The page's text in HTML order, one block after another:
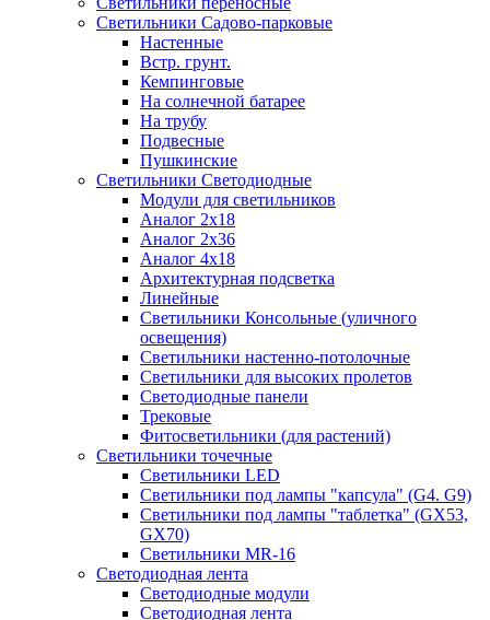
Светильники Садово-парковые
Настенные
Встр. грунт.
Кемпинговые
На солнечной батарее
На трубу
Подвесные
Пушкинские
Светильники Светодиодные
Модули для светильников
Аналог 2х18
Аналог 2х36
Аналог 4х18
Архитектурная подсветка
Линейные
Светильники Консольные (уличного
освещения)
Светильники настенно-потолочные
Светильники для высоких пролетов
Светодиодные панели
Трековые
Фитосветильники (для растений)
Светильники точечные
Светильники LED
Светильники под лампы "капсула" (G4. G9)
Светильники под лампы "таблетка" (GX53,
GX70)
Светильники MR-16
Светодиодная лента
Светодиодные модули
Светодиодная лента